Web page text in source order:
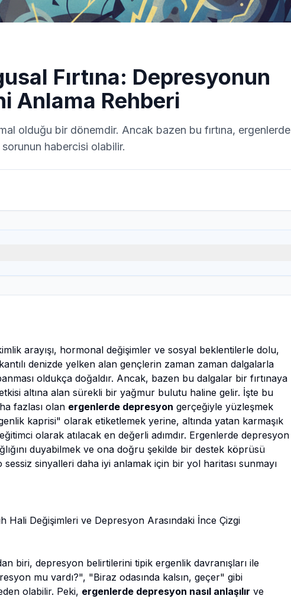
Fırtına: Depresyonun
Anlama Rehberi
olduğu bir dönemdir. Ancak bazen bu fırtına, ergenlerde
habercisi olabilir.
arayışı, hormonal değişimler ve sosyal beklentilerle dolu,
denizde yelken alan gençlerin zaman zaman dalgalarla
oldukça doğaldır. Ancak, bazen bu dalgalar bir fırtınaya
altına alan sürekli bir yağmur bulutu haline gelir. İşte bu
fazlası olan ergenlerde depresyon gerçeğiyle yüzleşmek
kaprisi" olarak etiketlemek yerine, altında yatan karmaşık
olarak atılacak en değerli adımdır. Ergenlerde depresyon
duyabilmek ve ona doğru şekilde bir destek köprüsü
sinyalleri daha iyi anlamak için bir yol haritası sunmayı
Hali Değişimleri ve Depresyon Arasındaki İnce Çizgi
biri, depresyon belirtilerini tipik ergenlik davranışları ile
mu vardı?", "Biraz odasında kalsın, geçer" gibi
olabilir. Peki, ergenlerde depresyon nasıl anlaşılır ve